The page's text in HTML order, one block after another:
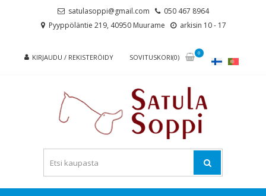
satulasoppi@gmail.com
050 467 8964
Pyyppöläntie 219, 40950 Muurame
arkisin 10 - 17
KIRJAUDU / REKISTERÖIDY SOVITUSKORI(0)
0